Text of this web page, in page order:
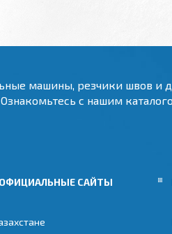
машины, резчики швов и
с нашим
САЙТЫ